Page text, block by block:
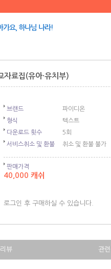
가요, 하나님 나라!
료집(유아·유치부)
브랜드
파이디온
형식
텍스트
다운로드 횟수
5회
서비스취소 및 환불
취소 및 환불 불가
판매가격
40,000 캐쉬
로그인 후 구매하실 수 있습니다.
뷰 관